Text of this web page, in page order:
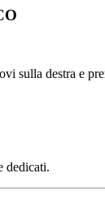
sulla destra e
dedicati.